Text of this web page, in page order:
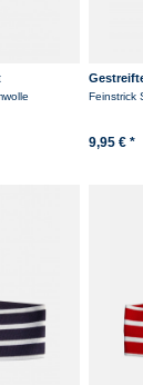
Feinstrick
9,95 € *